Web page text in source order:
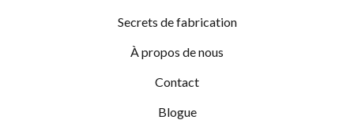
Secrets de fabrication
À propos de nous
Contact
Blogue